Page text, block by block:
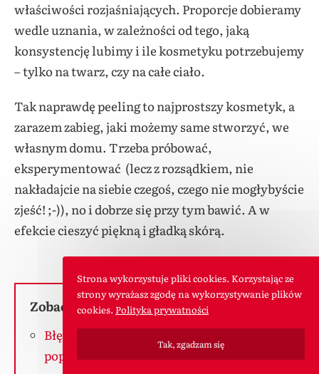
właściwości rozjaśniających. Proporcje dobieramy
wedle uznania, w zależności od tego, jaką
konsystencję lubimy i ile kosmetyku potrzebujemy
– tylko na twarz, czy na całe ciało.
Tak naprawdę peeling to najprostszy kosmetyk, a
zarazem zabieg, jaki możemy same stworzyć, we
własnym domu. Trzeba próbować,
eksperymentować (lecz z rozsądkiem, nie
nakładajcie na siebie czegoś, czego nie mogłybyście
zjeść! ;-)), no i dobrze się przy tym bawić. A w
efekcie cieszyć piękną i gładką skórą.
Zobacz inne wpisy o tej tematyce:
Błędy w pielęgnacji urody, które
popełniasz każdego dnia
Strona wykorzystuje pliki cookies. Korzystając ze
strony wyrażasz zgodę na wykorzystywanie plików
cookies. Polityka prywatności
Tak, zgadzam się